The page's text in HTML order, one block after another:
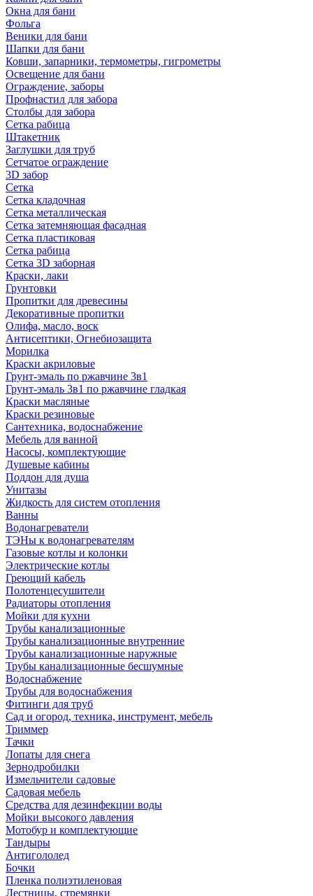
Окна для бани
Фольга
Веники для бани
Шапки для бани
Ковши, запарники, термометры, гигрометры
Освещение для бани
Ограждение, заборы
Профнастил для забора
Столбы для забора
Сетка рабица
Штакетник
Заглушки для труб
Сетчатое ограждение
3D забор
Сетка
Сетка кладочная
Сетка металлическая
Сетка затемняющая фасадная
Сетка пластиковая
Сетка рабица
Сетка 3D заборная
Краски, лаки
Грунтовки
Пропитки для древесины
Декоративные пропитки
Олифа, масло, воск
Антисептики, Огнебиозащита
Морилка
Краски акриловые
Грунт-эмаль по ржавчине 3в1
Грунт-эмаль 3в1 по ржавчине гладкая
Краски масляные
Краски резиновые
Сантехника, водоснабжение
Мебель для ванной
Насосы, комплектующие
Душевые кабины
Поддон для душа
Унитазы
Жидкость для систем отопления
Ванны
Водонагреватели
ТЭНы к водонагревателям
Газовые котлы и колонки
Электрические котлы
Греющий кабель
Полотенцесушители
Радиаторы отопления
Мойки для кухни
Трубы канализационные
Трубы канализационные внутренние
Трубы канализационные наружные
Трубы канализационные бесшумные
Водоснабжение
Трубы для водоснабжения
Фитинги для труб
Сад и огород, техника, инструмент, мебель
Триммер
Тачки
Лопаты для снега
Зернодробилки
Измельчители садовые
Садовая мебель
Средства для дезинфекции воды
Мойки высокого давления
Мотобур и комплектующие
Тандыры
Антигололед
Бочки
Пленка полиэтиленовая
Лестницы, стремянки